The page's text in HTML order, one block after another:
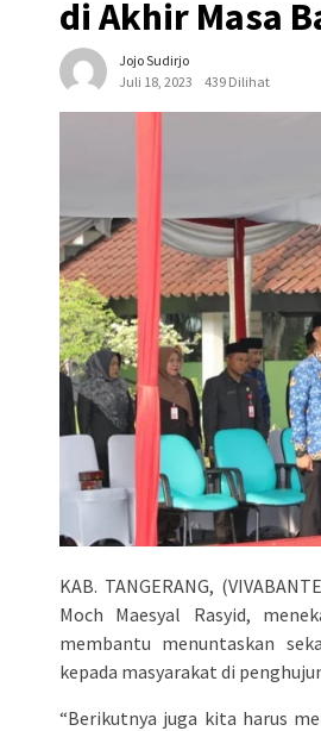
di Akhir Masa
Jojo Sudirjo
Juli 18, 2023
439 Dilihat
KAB. TANGERANG,
Moch Maesyal Rasyid,
membantu menuntaskan
kepada masyarakat di
“Berikutnya juga kita harus